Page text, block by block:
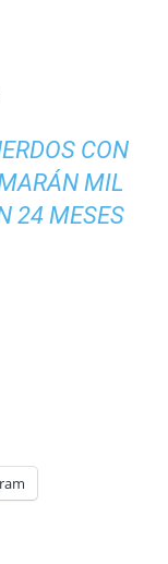
CON
MIL
24 MESES